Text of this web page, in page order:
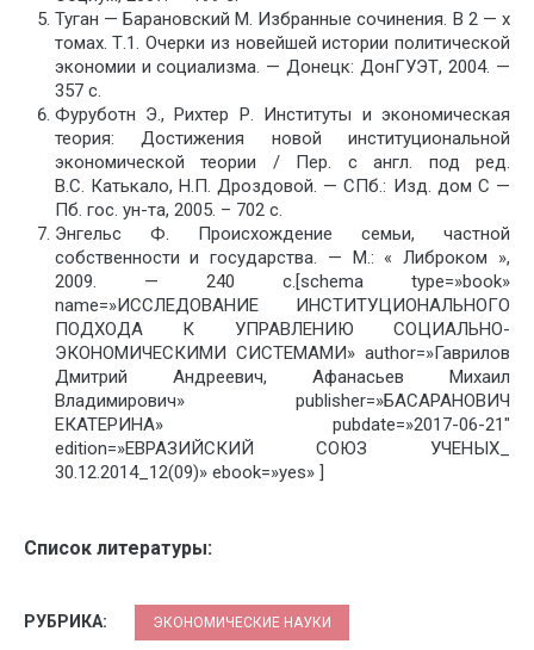
Туган — Барановский М. Избранные сочинения. В 2 — х
томах. Т.1. Очерки из новейшей истории политической
экономии и социализма. — Донецк: ДонГУЭТ, 2004. —
357 с.
Фуруботн Э., Рихтер Р. Институты и экономическая
теория: Достижения новой институциональной
экономической теории / Пер. с англ. под ред.
В.С. Катькало, Н.П. Дроздовой. — СПб.: Изд. дом С —
Пб. гос. ун-та, 2005. – 702 с.
Энгельс Ф. Происхождение семьи, частной
собственности и государства. — М.: « Либроком »,
2009. — 240 с.[schema type=»book»
name=»ИССЛЕДОВАНИЕ ИНСТИТУЦИОНАЛЬНОГО
ПОДХОДА К УПРАВЛЕНИЮ СОЦИАЛЬНО-
ЭКОНОМИЧЕСКИМИ СИСТЕМАМИ» author=»Гаврилов
Дмитрий Андреевич, Афанасьев Михаил
Владимирович» publisher=»БАСАРАНОВИЧ
ЕКАТЕРИНА» pubdate=»2017-06-21″
edition=»ЕВРАЗИЙСКИЙ СОЮЗ УЧЕНЫХ_
30.12.2014_12(09)» ebook=»yes» ]
Список литературы:
РУБРИКА: ЭКОНОМИЧЕСКИЕ НАУКИ